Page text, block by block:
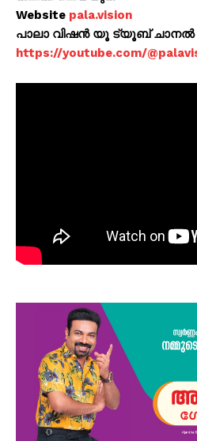
Website pala.vision
പാലാ വിഷൻ യൂ ട്യൂബ് ചാനൽ
https://youtube.com/